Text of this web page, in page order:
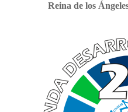
Reina de los